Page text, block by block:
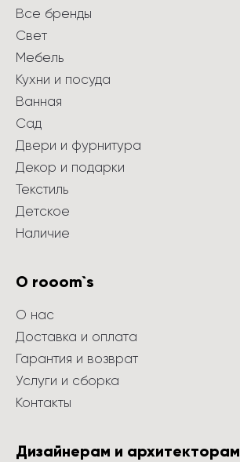
Все бренды
Свет
Мебель
Кухни и посуда
Ванная
Сад
Двери и фурнитура
Декор и подарки
Текстиль
Детское
Наличие
О rooom`s
О нас
Доставка и оплата
Гарантия и возврат
Услуги и сборка
Контакты
Дизайнерам и архитекторам